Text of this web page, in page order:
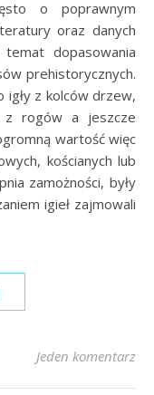
o poprawnym
oraz danych
temat dopasowania
prehistorycznych.
igły z kolców drzew,
z rogów a jeszcze
wartość więc
kościanych lub
zamożności, były
igieł zajmowali
Jeden komentarz